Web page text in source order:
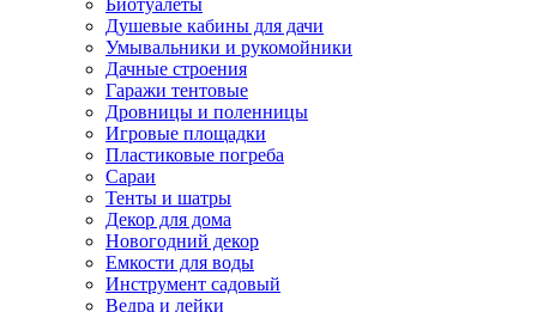
Душевые кабины для дачи
Умывальники и рукомойники
Дачные строения
Гаражи тентовые
Дровницы и поленницы
Игровые площадки
Пластиковые погреба
Сараи
Тенты и шатры
Декор для дома
Новогодний декор
Емкости для воды
Инструмент садовый
Ведра и лейки